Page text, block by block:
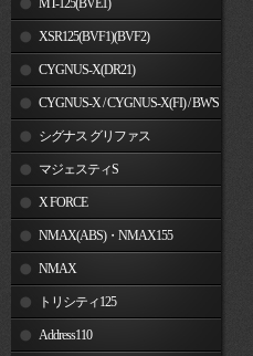
MT-125(BVE1)
XSR125(BVF1)(BVF2)
CYGNUS-X(DR21)
CYGNUS-X / CYGNUS-X(FI) / BW'S
125 シグナス グリファス
マジェスティS
X FORCE
NMAX(ABS)・NMAX155
NMAX
トリシティ125
Address110